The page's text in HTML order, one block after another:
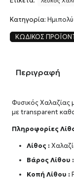
Κατηγορία:
ΚΩΔΙΚΌΣ
Περιγραφή
Φυσικός Χαλαζίας
με transparent
Πληροφορίες
Λίθος :
Βάρος Λίθου :
Κοπή Λίθου :